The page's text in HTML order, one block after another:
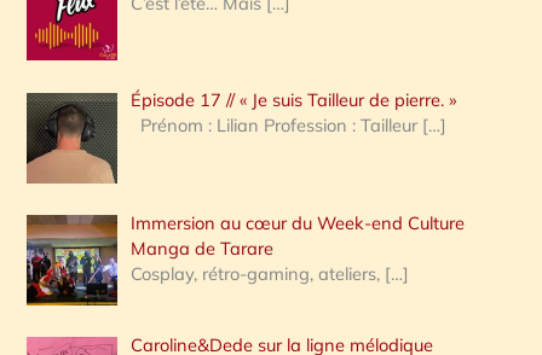
r
c
h
e
:
Épisode 17 // « Je suis Tailleur de pierre. »
Prénom : Lilian Profession : Tailleur […]
Immersion au cœur du Week-end Culture
Manga de Tarare
Cosplay, rétro-gaming, ateliers, […]
Caroline&Dede sur la ligne mélodique